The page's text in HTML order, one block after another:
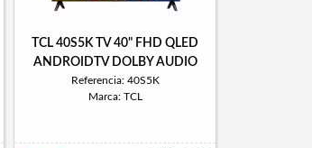
TCL 40S5K TV 40" FHD QLED
ANDROIDTV DOLBY AUDIO
Referencia: 40S5K
Marca: TCL